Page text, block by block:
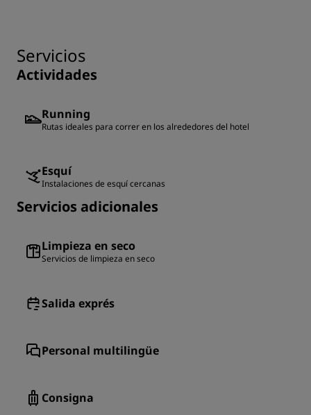
Servicios
Actividades
Running
Rutas ideales para correr en los alrededores del hotel
Esquí
Instalaciones de esquí cercanas
Servicios adicionales
Limpieza en seco
Servicios de limpieza en seco
Salida exprés
Personal multilingüe
Consigna